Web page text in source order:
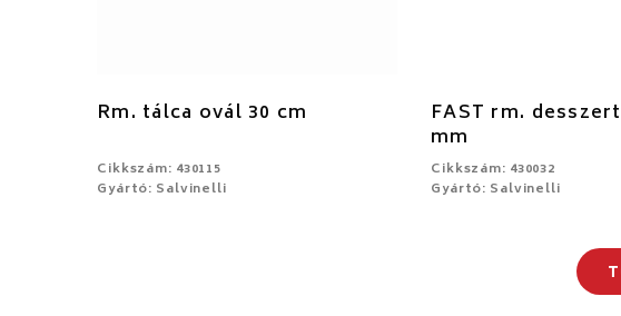
Rm. tálca ovál 30 cm
Cikkszám: 430115
Gyártó: Salvinelli
FAST rm.
mm
Cikkszám: 430032
Gyártó: Salvinelli